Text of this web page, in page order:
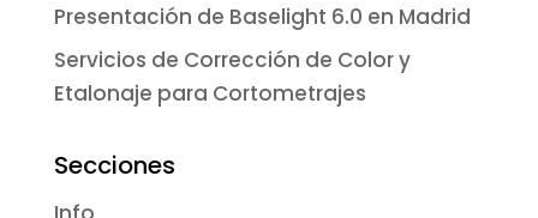
Presentación de Baselight 6.0 en Madrid
Servicios de Corrección de Color y
Etalonaje para Cortometrajes
Secciones